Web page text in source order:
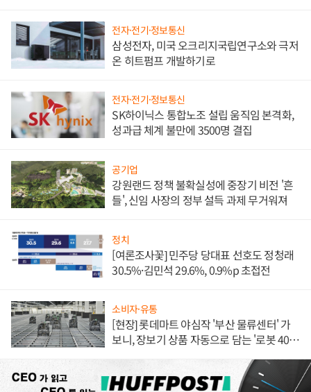
전자·전기·정보통신
삼성전자, 미국 오크리지국립연구소와 극저
온 히트펌프 개발하기로
전자·전기·정보통신
SK하이닉스 통합노조 설립 움직임 본격화,
성과급 체계 불만에 3500명 결집
공기업
강원랜드 정책 불확실성에 중장기 비전 '흔
들', 신임 사장의 정부 설득 과제 무거워져
정치
[여론조사꽃] 민주당 당대표 선호도 정청래
30.5%·김민석 29.6%, 0.9%p 초접전
소비자·유통
[현장] 롯데마트 야심작 '부산 물류센터' 가
보니, 장보기 상품 자동으로 담는 '로봇 400